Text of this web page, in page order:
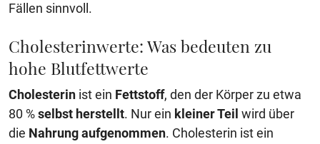
Fällen sinnvoll.
Cholesterinwerte: Was bedeuten zu
hohe Blutfettwerte
Cholesterin ist ein Fettstoff, den der Körper zu etwa
80 %selbst herstellt. Nur ein kleiner Teil wird über
die Nahrung aufgenommen. Cholesterin ist ein